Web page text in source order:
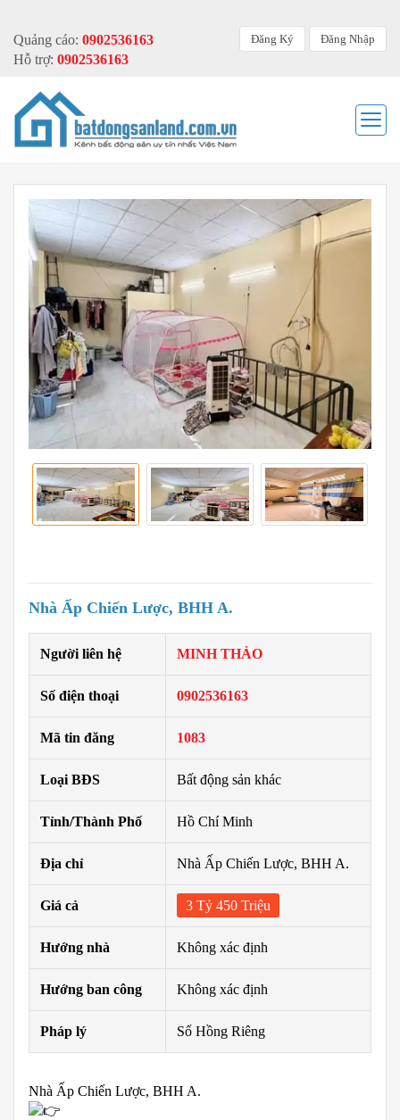
Quảng cáo: 0902536163
Hỗ trợ: 0902536163
Đăng Ký Đăng Nhập
Nhà Ấp Chiến Lược, BHH A.
Người liên hệ MINH THẢO
Số điện thoại 0902536163
Mã tin đăng 1083
Loại BĐS Bất động sản khác
Tỉnh/Thành Phố Hồ Chí Minh
Địa chỉ Nhà Ấp Chiến Lược, BHH A.
Giá cả 3 Tỷ 450 Triệu
Hướng nhà Không xác định
Hướng ban công Không xác định
Pháp lý Sổ Hồng Riêng
Nhà Ấp Chiến Lược, BHH A.